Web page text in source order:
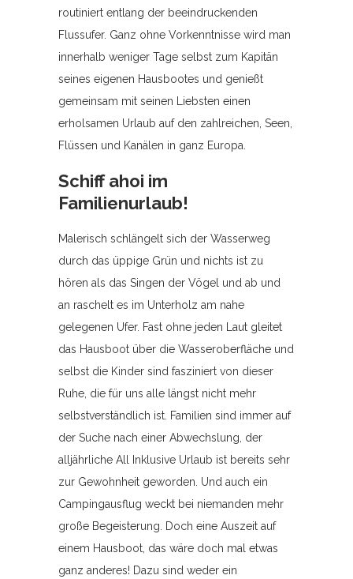
routiniert entlang der beeindruckenden
Flussufer. Ganz ohne Vorkenntnisse wird man
innerhalb weniger Tage selbst zum Kapitän
seines eigenen Hausbootes und genießt
gemeinsam mit seinen Liebsten einen
erholsamen Urlaub auf den zahlreichen, Seen,
Flüssen und Kanälen in ganz Europa.
Schiff ahoi im
Familienurlaub!
Malerisch schlängelt sich der Wasserweg
durch das üppige Grün und nichts ist zu
hören als das Singen der Vögel und ab und
an raschelt es im Unterholz am nahe
gelegenen Ufer. Fast ohne jeden Laut gleitet
das Hausboot über die Wasseroberfläche und
selbst die Kinder sind fasziniert von dieser
Ruhe, die für uns alle längst nicht mehr
selbstverständlich ist. Familien sind immer auf
der Suche nach einer Abwechslung, der
alljährliche All Inklusive Urlaub ist bereits sehr
zur Gewohnheit geworden. Und auch ein
Campingausflug weckt bei niemanden mehr
große Begeisterung. Doch eine Auszeit auf
einem Hausboot, das wäre doch mal etwas
ganz anderes! Dazu sind weder ein